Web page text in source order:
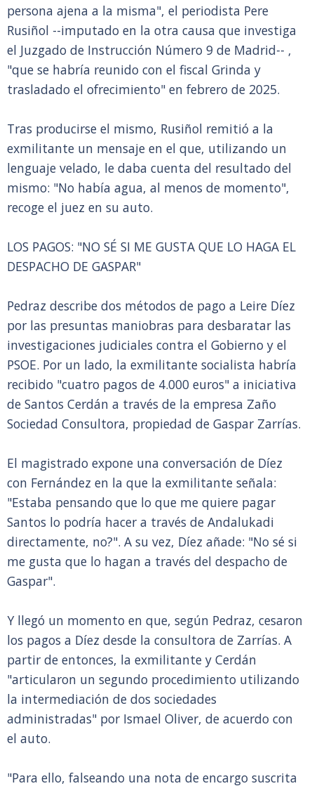
persona ajena a la misma", el periodista Pere
Rusiñol --imputado en la otra causa que investiga
el Juzgado de Instrucción Número 9 de Madrid-- ,
"que se habría reunido con el fiscal Grinda y
trasladado el ofrecimiento" en febrero de 2025.
Tras producirse el mismo, Rusiñol remitió a la
exmilitante un mensaje en el que, utilizando un
lenguaje velado, le daba cuenta del resultado del
mismo: "No había agua, al menos de momento",
recoge el juez en su auto.
LOS PAGOS: "NO SÉ SI ME GUSTA QUE LO HAGA EL
DESPACHO DE GASPAR"
Pedraz describe dos métodos de pago a Leire Díez
por las presuntas maniobras para desbaratar las
investigaciones judiciales contra el Gobierno y el
PSOE. Por un lado, la exmilitante socialista habría
recibido "cuatro pagos de 4.000 euros" a iniciativa
de Santos Cerdán a través de la empresa Zaño
Sociedad Consultora, propiedad de Gaspar Zarrías.
El magistrado expone una conversación de Díez
con Fernández en la que la exmilitante señala:
"Estaba pensando que lo que me quiere pagar
Santos lo podría hacer a través de Andalukadi
directamente, no?". A su vez, Díez añade: "No sé si
me gusta que lo hagan a través del despacho de
Gaspar".
Y llegó un momento en que, según Pedraz, cesaron
los pagos a Díez desde la consultora de Zarrías. A
partir de entonces, la exmilitante y Cerdán
"articularon un segundo procedimiento utilizando
la intermediación de dos sociedades
administradas" por Ismael Oliver, de acuerdo con
el auto.
"Para ello, falseando una nota de encargo suscrita